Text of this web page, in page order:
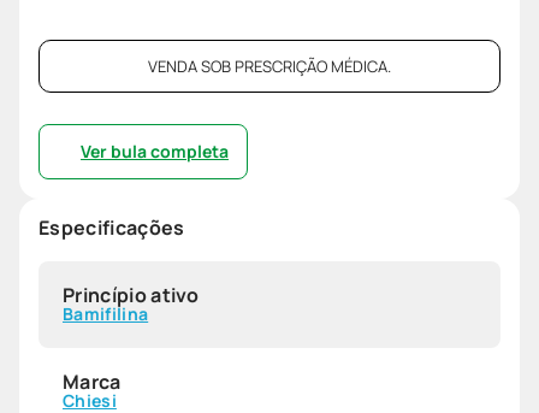
VENDA SOB PRESCRIÇÃO MÉDICA.
Ver bula completa
Especificações
Princípio ativo
Bamifilina
Marca
Chiesi